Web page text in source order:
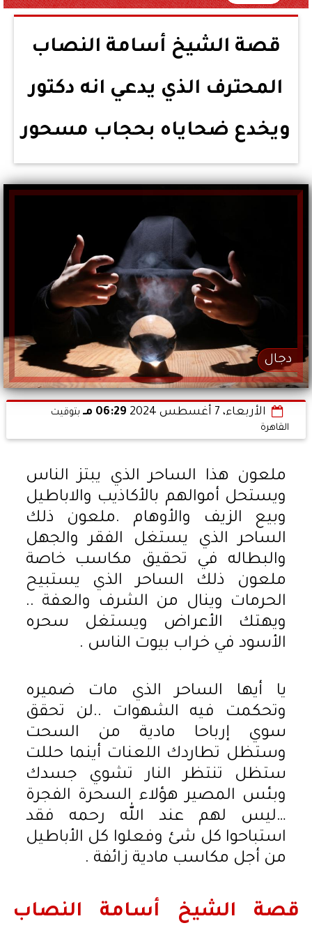
قصة الشيخ أسامة النصاب
المحترف الذي يدعي انه دكتور
ويخدع ضحاياه بحجاب مسحور
دجال
الأربعاء، 7 أغسطس 2024 06:29 مـ
بتوقيت
القاهرة
ملعون هذا الساحر الذي يبتز الناس
ويستحل أموالهم بالأكاذيب والاباطيل
وبيع الزيف والأوهام .ملعون ذلك
الساحر الذي يستغل الفقر والجهل
والبطاله في تحقيق مكاسب خاصة
ملعون ذلك الساحر الذي يستبيح
الحرمات وينال من الشرف والعفة ..
ويهتك الأعراض ويستغل سحره
الأسود في خراب بيوت الناس .
يا أيها الساحر الذي مات ضميره
وتحكمت فيه الشهوات ..لن تحقق
سوي إرباحا مادية من السحت
وستظل تطاردك اللعنات أينما حللت
ستظل تنتظر النار تشوي جسدك
وبئس المصير هؤلاء السحرة الفجرة
…ليس لهم عند الله رحمه فقد
استباحوا كل شئ وفعلوا كل الأباطيل
من أجل مكاسب مادية زائفة .
قصة الشيخ أسامة النصاب